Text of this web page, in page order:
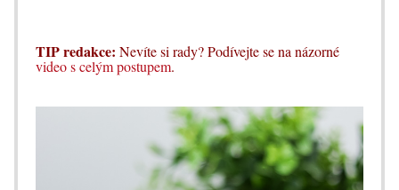
TIP redakce: Nevíte si rady? Podívejte se na názorné
video s celým postupem.